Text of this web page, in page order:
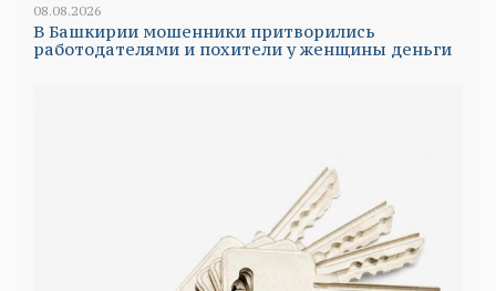
08.08.2026
В Башкирии мошенники притворились
работодателями и похители у женщины деньги